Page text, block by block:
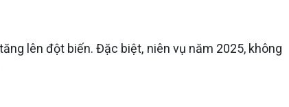
lên đột biến. Đặc biệt, niên vụ năm 2025, không